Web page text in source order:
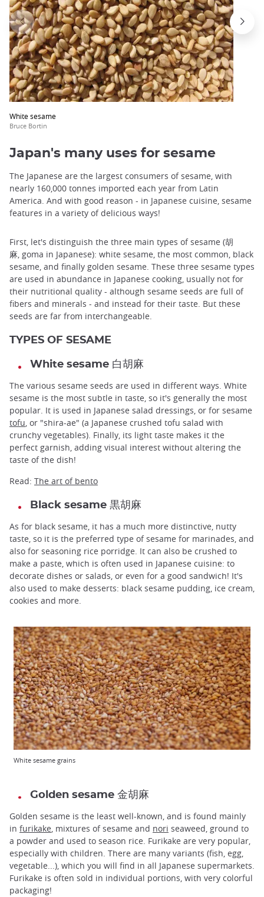
White sesame
Bruce Bortin
Japan's many uses for sesame
The Japanese are the largest consumers of sesame, with
nearly 160,000 tonnes imported each year from Latin
America. And with good reason - in Japanese cuisine, sesame
features in a variety of delicious ways!
First, let's distinguish the three main types of sesame (胡
麻, goma in Japanese): white sesame, the most common, black
sesame, and finally golden sesame. These three sesame types
are used in abundance in Japanese cooking, usually not for
their nutritional quality - although sesame seeds are full of
fibers and minerals - and instead for their taste. But these
seeds are far from interchangeable.
TYPES OF SESAME
White sesame 白胡麻
The various sesame seeds are used in different ways. White
sesame is the most subtle in taste, so it's generally the most
popular. It is used in Japanese salad dressings, or for sesame
tofu, or "shira-ae" (a Japanese crushed tofu salad with
crunchy vegetables). Finally, its light taste makes it the
perfect garnish, adding visual interest without altering the
taste of the dish!
Read: The art of bento
Black sesame 黒胡麻
As for black sesame, it has a much more distinctive, nutty
taste, so it is the preferred type of sesame for marinades, and
also for seasoning rice porridge. It can also be crushed to
make a paste, which is often used in Japanese cuisine: to
decorate dishes or salads, or even for a good sandwich! It's
also used to make desserts: black sesame pudding, ice cream,
cookies and more.
White sesame grains
Golden sesame 金胡麻
Golden sesame is the least well-known, and is found mainly
in furikake, mixtures of sesame and nori seaweed, ground to
a powder and used to season rice. Furikake are very popular,
especially with children. There are many variants (fish, egg,
vegetable...), which you will find in all Japanese supermarkets.
Furikake is often sold in individual portions, with very colorful
packaging!